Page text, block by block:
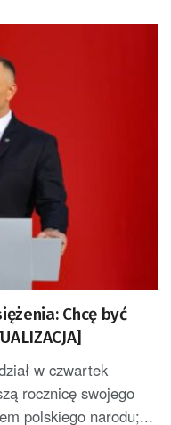
Chcę być
w czwartek
rocznicę swojego
polskiego narodu;...